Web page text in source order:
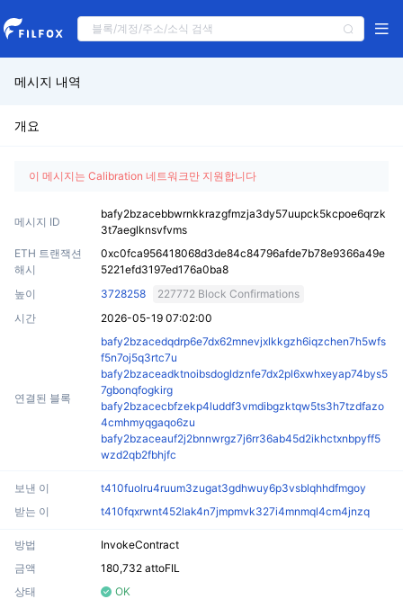
메시지 내역
개요
이 메시지는 Calibration 네트워크만 지원합니다
메시지 ID
bafy2bzacebbwrnkkrazgfmzja3dy57uupck5kcpoe6qrzk
3t7aeglknsvfvms
ETH 트랜잭션
해시
0xc0fca956418068d3de84c84796afde7b78e9366a49e
5221efd3197ed176a0ba8
높이
3728258
227772 Block Confirmations
시간
2026-05-19 07:02:00
연결된 블록
bafy2bzacedqdrp6e7dx62mnevjxlkkgzh6iqzchen7h5wfs
f5n7oj5q3rtc7u
bafy2bzaceadktnoibsdogldznfe7dx2pl6xwhxeyap74bys5
7gbonqfogkirg
bafy2bzacecbfzekp4luddf3vmdibgzktqw5ts3h7tzdfazo
4cmhmyqgaqo6zu
bafy2bzaceauf2j2bnnwrgz7j6rr36ab45d2ikhctxnbpyff5
wzd2qb2fbhjfc
보낸 이
t410fuolru4ruum3zugat3gdhwuy6p3vsblqhhdfmgoy
받는 이
t410fqxrwnt452lak4n7jmpmvk327i4mnmql4cm4jnzq
방법
InvokeContract
금액
180,732 attoFIL
상태
OK